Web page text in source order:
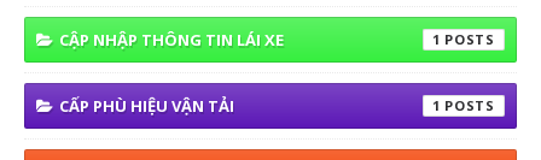
CẬP NHẬP THÔNG TIN LÁI XE 1
CẤP PHÙ HIỆU VẬN TẢI 1